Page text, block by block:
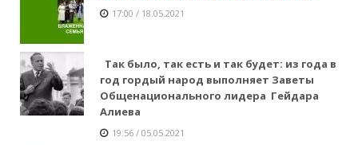
17:00 / 18.05.2021
Так было, так есть и так будет: из года в
год гордый народ выполняет Заветы
Общенационального лидера Гейдара
Алиева
19:56 / 05.05.2021